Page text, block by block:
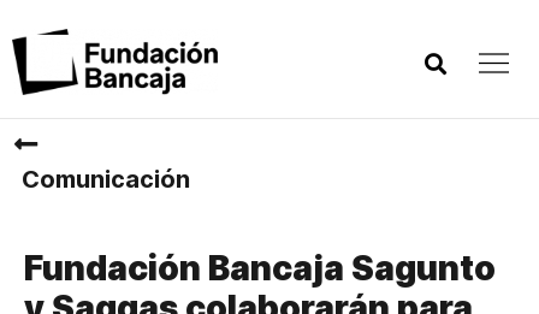
Comunicación
Fundación Bancaja Sagunto